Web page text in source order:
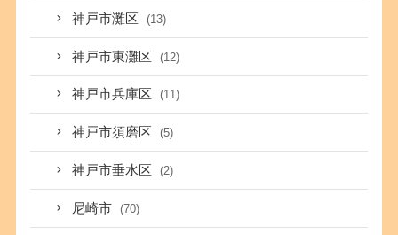
神戸市灘区 (13)
神戸市東灘区 (12)
神戸市兵庫区 (11)
神戸市須磨区 (5)
神戸市垂水区 (2)
尼崎市 (70)